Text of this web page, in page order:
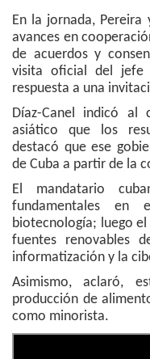
En la jornada, Pereira
avances en
de acuerdos y
visita oficial del jefe
respuesta a una
Díaz-Canel indicó al
asiático que los
destacó que ese
de Cuba a partir de la
El mandatario
fundamentales en
biotecnología; luego
fuentes renovables
informatización y la
Asimismo, aclaró,
producción de
como minorista.